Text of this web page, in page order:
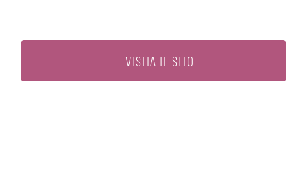
VISITA IL SITO